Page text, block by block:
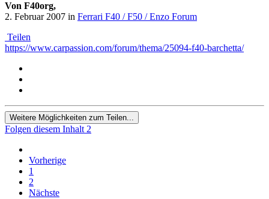
Von F40org,
2. Februar 2007 in Ferrari F40 / F50 / Enzo Forum
Teilen
https://www.carpassion.com/forum/thema/25094-f40-barchetta/
Weitere Möglichkeiten zum Teilen...
Folgen diesem Inhalt 2
Vorherige
1
2
Nächste